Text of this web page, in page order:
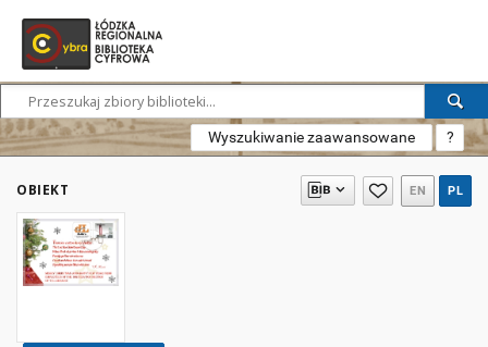
Wyszukiwanie zaawansowane ?
OBIEKT EN PL